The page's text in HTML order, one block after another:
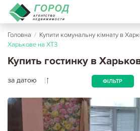
Головна / Купити комунальну кімнату в
Харькове на ХТЗ
Купить гостинку в
за датою ФІЛЬТР